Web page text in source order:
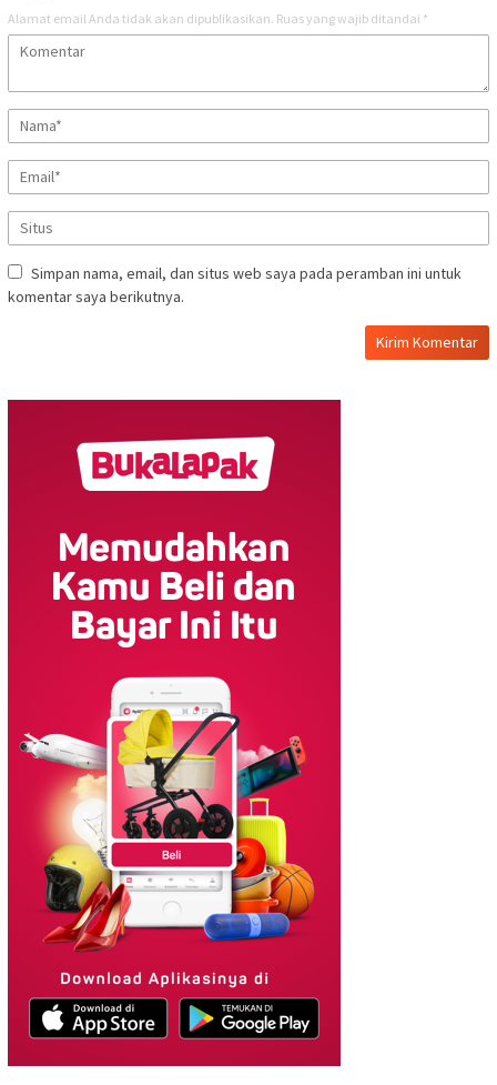
Alamat email Anda tidak akan dipublikasikan. Ruas yang wajib ditandai *
Simpan nama, email, dan situs web saya pada peramban ini untuk
komentar saya berikutnya.